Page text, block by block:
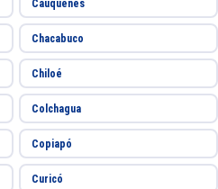
Cauquenes
Chacabuco
Chiloé
Colchagua
Copiapó
Curicó